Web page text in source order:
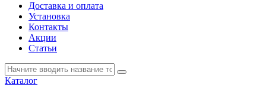
Доставка и оплата
Установка
Контакты
Акции
Статьи
Каталог